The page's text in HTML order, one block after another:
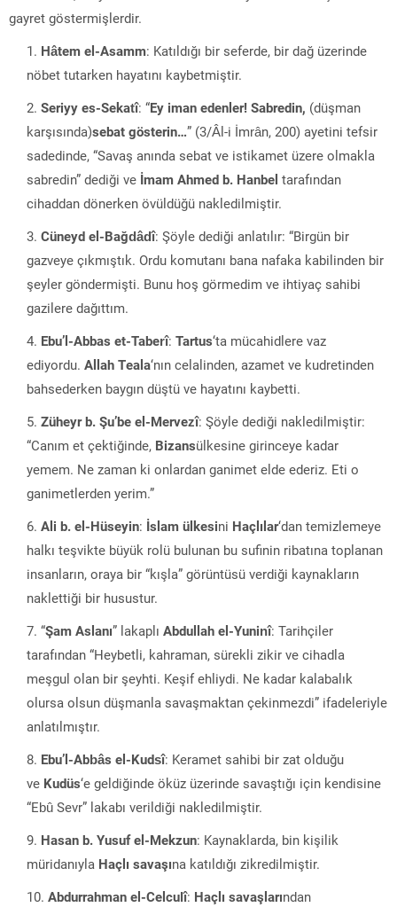
gayret göstermişlerdir.
Hâtem el-Asamm: Katıldığı bir seferde, bir dağ üzerinde
nöbet tutarken hayatını kaybetmiştir.
Seriyy es-Sekatî: “Ey iman edenler! Sabredin, (düşman
karşısında)sebat gösterin…” (3/Âl-i İmrân, 200) ayetini tefsir
sadedinde, “Savaş anında sebat ve istikamet üzere olmakla
sabredin” dediği ve İmam Ahmed b. Hanbel tarafından
cihaddan dönerken övüldüğü nakledilmiştir.
Cüneyd el-Bağdâdî: Şöyle dediği anlatılır: “Birgün bir
gazveye çıkmıştık. Ordu komutanı bana nafaka kabilinden bir
şeyler göndermişti. Bunu hoş görmedim ve ihtiyaç sahibi
gazilere dağıttım.
Ebu’l-Abbas et-Taberî: Tartus‘ta mücahidlere vaz
ediyordu. Allah Teala‘nın celalinden, azamet ve kudretinden
bahsederken baygın düştü ve hayatını kaybetti.
Züheyr b. Şu’be el-Mervezî: Şöyle dediği nakledilmiştir:
“Canım et çektiğinde, Bizansülkesine girinceye kadar
yemem. Ne zaman ki onlardan ganimet elde ederiz. Eti o
ganimetlerden yerim.”
Ali b. el-Hüseyin: İslam ülkesini Haçlılar‘dan temizlemeye
halkı teşvikte büyük rolü bulunan bu sufinin ribatına toplanan
insanların, oraya bir “kışla” görüntüsü verdiği kaynakların
naklettiği bir husustur.
“Şam Aslanı” lakaplı Abdullah el-Yuninî: Tarihçiler
tarafından “Heybetli, kahraman, sürekli zikir ve cihadla
meşgul olan bir şeyhti. Keşif ehliydi. Ne kadar kalabalık
olursa olsun düşmanla savaşmaktan çekinmezdi” ifadeleriyle
anlatılmıştır.
Ebu’l-Abbâs el-Kudsî: Keramet sahibi bir zat olduğu
ve Kudüs‘e geldiğinde öküz üzerinde savaştığı için kendisine
“Ebû Sevr” lakabı verildiği nakledilmiştir.
Hasan b. Yusuf el-Mekzun: Kaynaklarda, bin kişilik
müridanıyla Haçlı savaşına katıldığı zikredilmiştir.
Abdurrahman el-Celculî: Haçlı savaşlarından